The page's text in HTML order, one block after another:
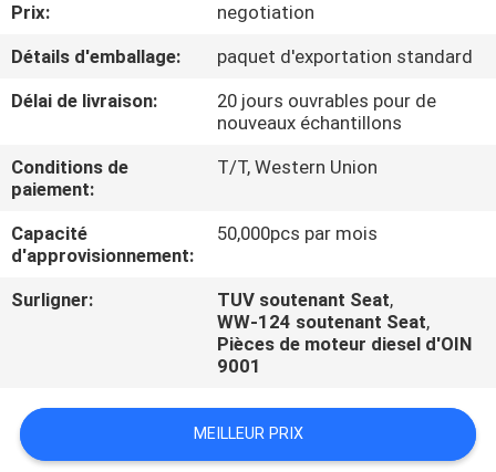
CONTRÔLE
DE
QUALITÉ
CONTACTEZ-
NOUS
DEMANDEZ
UNE
Prix:
negotiation
Détails d'emballage:
paquet d'exportation standard
Délai de livraison:
20 jours ouvrables pour de
nouveaux échantillons
Conditions de
paiement:
T/T, Western Union
Capacité
d'approvisionnement:
50,000pcs par mois
Surligner: TUV soutenant Seat,
WW-124 soutenant Seat,
Pièces de moteur diesel d'OIN
9001
MEILLEUR PRIX